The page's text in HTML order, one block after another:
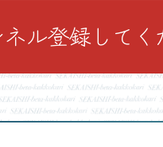
ネル登録して